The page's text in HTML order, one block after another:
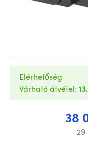
38
29
Elérhetőség
Várható átvétel: